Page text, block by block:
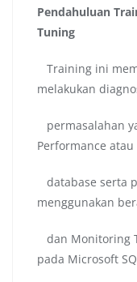
Pendahuluan
Tuning
Training ini
melakukan
permasalahan
Performance
database serta
menggunakan
dan Monitoring
pada Microsoft